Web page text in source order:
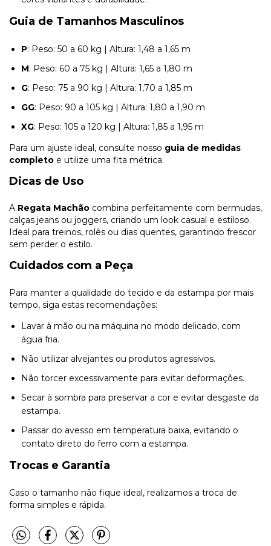
Guia de Tamanhos Masculinos
P: Peso: 50 a 60 kg | Altura: 1,48 a 1,65 m
M: Peso: 60 a 75 kg | Altura: 1,65 a 1,80 m
G: Peso: 75 a 90 kg | Altura: 1,70 a 1,85 m
GG: Peso: 90 a 105 kg | Altura: 1,80 a 1,90 m
XG: Peso: 105 a 120 kg | Altura: 1,85 a 1,95 m
Para um ajuste ideal, consulte nosso guia de medidas
completo e utilize uma fita métrica.
Dicas de Uso
A Regata Machão combina perfeitamente com bermudas,
calças jeans ou joggers, criando um look casual e estiloso.
Ideal para treinos, rolês ou dias quentes, garantindo frescor
sem perder o estilo.
Cuidados com a Peça
Para manter a qualidade do tecido e da estampa por mais
tempo, siga estas recomendações:
Lavar à mão ou na máquina no modo delicado, com
água fria.
Não utilizar alvejantes ou produtos agressivos.
Não torcer excessivamente para evitar deformações.
Secar à sombra para preservar a cor e evitar desgaste da
estampa.
Passar do avesso em temperatura baixa, evitando o
contato direto do ferro com a estampa.
Trocas e Garantia
Caso o tamanho não fique ideal, realizamos a troca de
forma simples e rápida.